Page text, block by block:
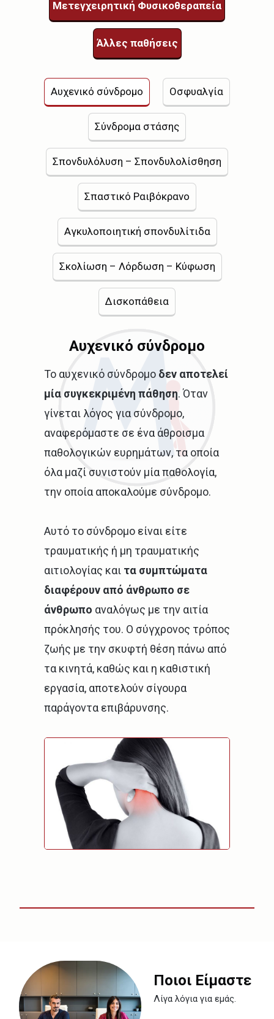
Μετεγχειρητική Φυσικοθεραπεία
Άλλες παθήσεις
Αυχενικό σύνδρομο Οσφυαλγία
Σύνδρομα στάσης
Σπονδυλόλυση – Σπονδυλολίσθηση
Σπαστικό Ραιβόκρανο
Αγκυλοποιητική σπονδυλίτιδα
Σκολίωση – Λόρδωση – Κύφωση
Δισκοπάθεια
Αυχενικό σύνδρομο
Το αυχενικό σύνδρομο δεν αποτελεί
μία συγκεκριμένη πάθηση. Όταν
γίνεται λόγος για σύνδρομο,
αναφερόμαστε σε ένα άθροισμα
παθολογικών ευρημάτων, τα οποία
όλα μαζί συνιστούν μία παθολογία,
την οποία αποκαλούμε σύνδρομο.
Αυτό το σύνδρομο είναι είτε
τραυματικής ή μη τραυματικής
αιτιολογίας και τα συμπτώματα
διαφέρουν από άνθρωπο σε
άνθρωπο αναλόγως με την αιτία
πρόκλησής του. Ο σύγχρονος τρόπος
ζωής με την σκυφτή θέση πάνω από
τα κινητά, καθώς και η καθιστική
εργασία, αποτελούν σίγουρα
παράγοντα επιβάρυνσης.
Ποιοι Είμαστε
Λίγα λόγια για εμάς.